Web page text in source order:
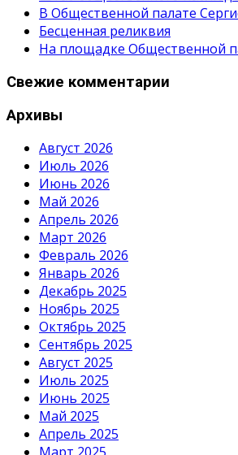
В Общественной палате
Бесценная реликвия
На площадке Общественной
Свежие комментарии
Архивы
Август 2026
Июль 2026
Июнь 2026
Май 2026
Апрель 2026
Март 2026
Февраль 2026
Январь 2026
Декабрь 2025
Ноябрь 2025
Октябрь 2025
Сентябрь 2025
Август 2025
Июль 2025
Июнь 2025
Май 2025
Апрель 2025